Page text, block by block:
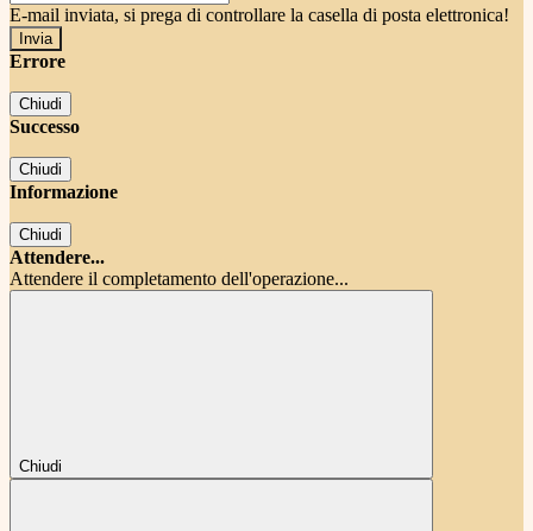
E-mail inviata, si prega di controllare la casella di posta elettronica!
Errore
Chiudi
Successo
Chiudi
Informazione
Chiudi
Attendere...
Attendere il completamento dell'operazione...
Chiudi